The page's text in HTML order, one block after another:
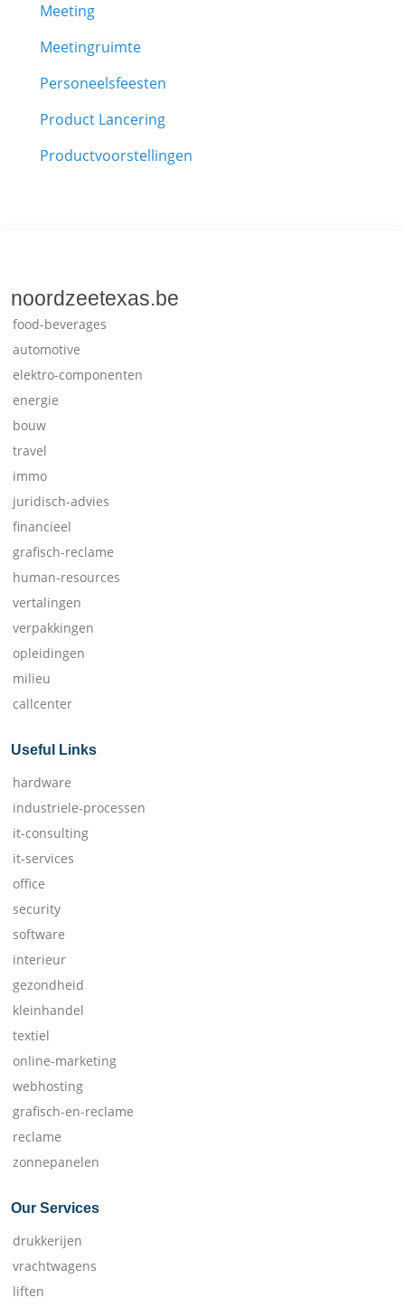
Meeting
Meetingruimte
Personeelsfeesten
Product Lancering
Productvoorstellingen
noordzeetexas.be
food-beverages
automotive
elektro-componenten
energie
bouw
travel
immo
juridisch-advies
financieel
grafisch-reclame
human-resources
vertalingen
verpakkingen
opleidingen
milieu
callcenter
Useful Links
hardware
industriele-processen
it-consulting
it-services
office
security
software
interieur
gezondheid
kleinhandel
textiel
online-marketing
webhosting
grafisch-en-reclame
reclame
zonnepanelen
Our Services
drukkerijen
vrachtwagens
liften